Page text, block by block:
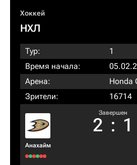
Хоккей
НХЛ
Тур:
1
Время начала:
Арена:
Honda
Зрители:
16714
Анахайм
Завершен
2 : 1